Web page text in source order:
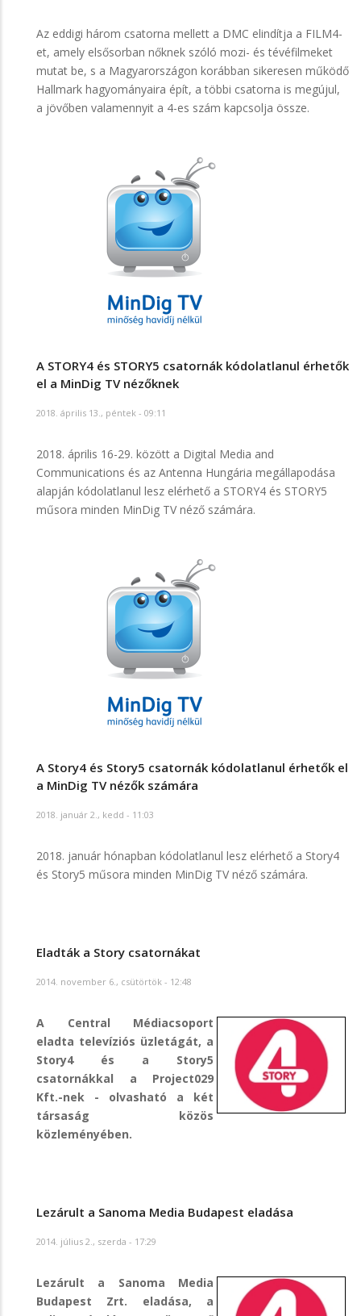
Az eddigi három csatorna mellett a DMC elindítja a FILM4-
et, amely elsősorban nőknek szóló mozi- és tévéfilmeket
mutat be, s a Magyarországon korábban sikeresen működő
Hallmark hagyományaira épít, a többi csatorna is megújul,
a jövőben valamennyit a 4-es szám kapcsolja össze.
A STORY4 és STORY5 csatornák kódolatlanul érhetők
el a MinDig TV nézőknek
2018. április 13., péntek - 09:11
2018. április 16-29. között a Digital Media and
Communications és az Antenna Hungária megállapodása
alapján kódolatlanul lesz elérhető a STORY4 és STORY5
műsora minden MinDig TV néző számára.
A Story4 és Story5 csatornák kódolatlanul érhetők el
a MinDig TV nézők számára
2018. január 2., kedd - 11:03
2018. január hónapban kódolatlanul lesz elérhető a Story4
és Story5 műsora minden MinDig TV néző számára.
Eladták a Story csatornákat
2014. november 6., csütörtök - 12:48
A Central Médiacsoport
eladta televíziós üzletágát, a
Story4 és a Story5
csatornákkal a Project029
Kft.-nek - olvasható a két
társaság közös
közleményében.
Lezárult a Sanoma Media Budapest eladása
2014. július 2., szerda - 17:29
Lezárult a Sanoma Media
Budapest Zrt. eladása, a